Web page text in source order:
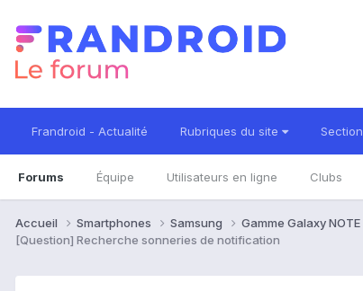
Frandroid - Actualité Rubriques du site
Forums Équipe Utilisateurs en ligne Clubs
Accueil Smartphones Samsung Gamme Galaxy NOTE
[Question] Recherche sonneries de notification